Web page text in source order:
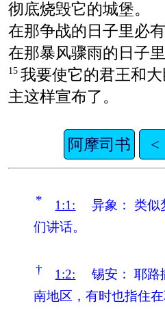
彻底烧毁它的城堡。
在那争战的日子里必
在那暴风骤雨的日子
15 我要使它的君王和
主这样宣布了。
阿摩司书 <
* 1:1: 异象：类似
们讲话。
† 1:2: 锡安：耶路
南地区，有时也指住